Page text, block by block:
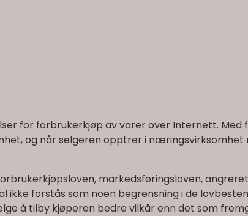
for forbrukerkjøp av varer over Internett. Med
og når selgeren opptrer i
markedsføringsloven,
forstås som noen begrensning i de
å tilby kjøperen bedre vilkår enn det som